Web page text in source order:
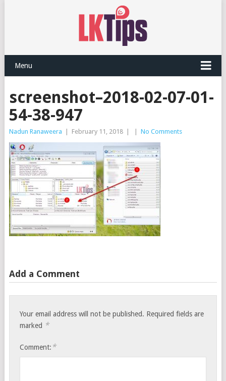
Menu
screenshot–2018-02-07-01-
54-38-947
Nadun Ranaweera February 11, 2018 No Comments
Add a Comment
Your email address will not be published. Required fields are
marked *
Comment: *